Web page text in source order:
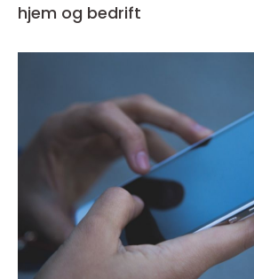
hjem og bedrift